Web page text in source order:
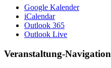
Google Kalender
iCalendar
Outlook 365
Outlook Live
Veranstaltung-Navigation